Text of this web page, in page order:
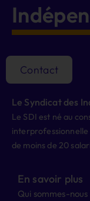
Contact
Le Syndicat des
Le SDI est né au
de moins de 20
En savoir plus
Qui sommes-nous